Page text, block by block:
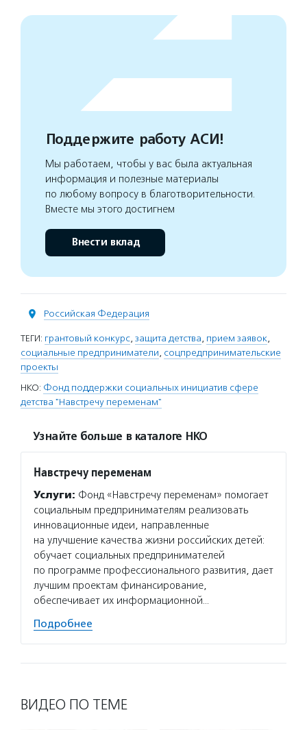
Поддержите работу АСИ!
Мы работаем, чтобы у вас была актуальная
информация и полезные материалы
по любому вопросу в благотворительности.
Вместе мы этого достигнем
Внести вклад
Российская Федерация
ТЕГИ: грантовый конкурс, защита детства, прием заявок,
социальные предприниматели, соцпредпринимательские
проекты
НКО: Фонд поддержки социальных инициатив сфере
детства "Навстречу переменам"
Узнайте больше в каталоге НКО
Навстречу переменам
Услуги: Фонд «Навстречу переменам» помогает
социальным предпринимателям реализовать
инновационные идеи, направленные
на улучшение качества жизни российских детей:
обучает социальных предпринимателей
по программе профессионального развития, дает
лучшим проектам финансирование,
обеспечивает их информационной…
Подробнее
ВИДЕО ПО ТЕМЕ